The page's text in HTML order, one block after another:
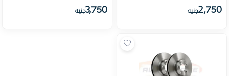
2,750جنيه 3,750جنيه